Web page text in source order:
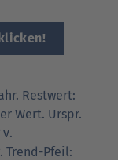
Restwert:
Wert. Urspr.
Trend-Pfeil: